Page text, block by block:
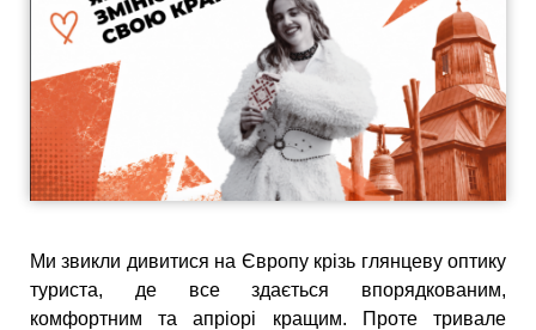
Ми звикли дивитися на Європу крізь глянцеву оптику
туриста, де все здається впорядкованим,
комфортним та апріорі кращим. Проте тривале